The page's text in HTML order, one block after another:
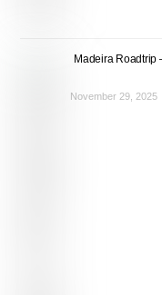
Madeira Roadtrip
November 29, 2025